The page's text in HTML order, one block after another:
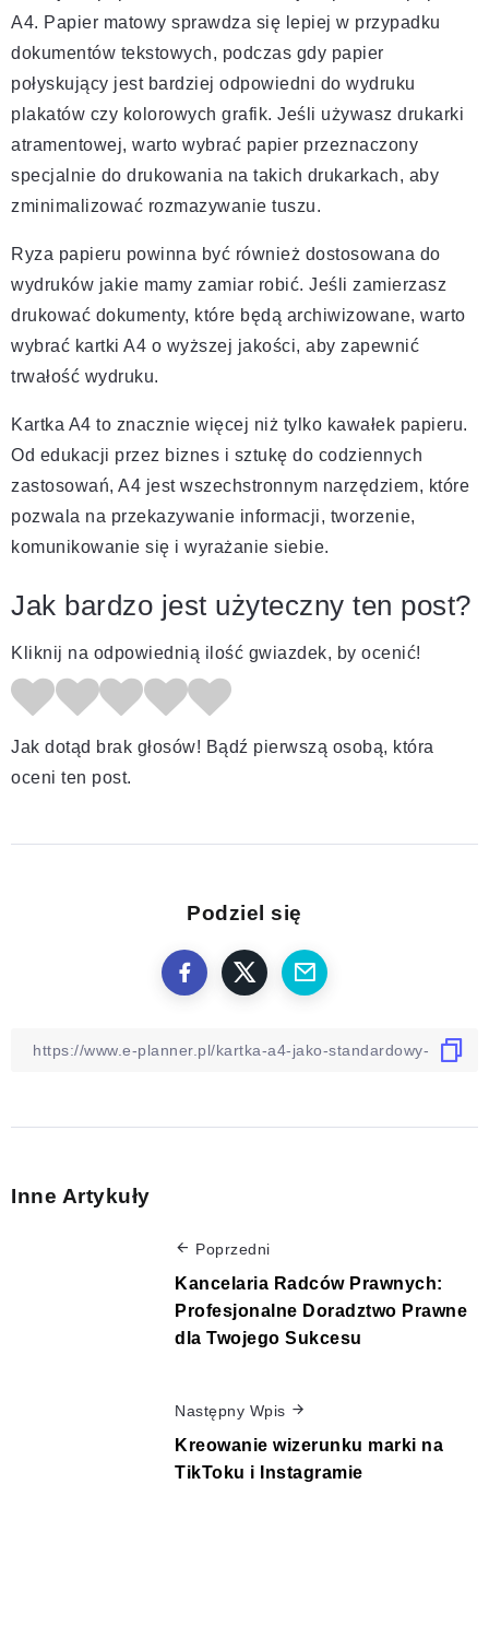
A4. Papier matowy sprawdza się lepiej w przypadku
dokumentów tekstowych, podczas gdy papier
połyskujący jest bardziej odpowiedni do wydruku
plakatów czy kolorowych grafik. Jeśli używasz drukarki
atramentowej, warto wybrać papier przeznaczony
specjalnie do drukowania na takich drukarkach, aby
zminimalizować rozmazywanie tuszu.
Ryza papieru powinna być również dostosowana do
wydruków jakie mamy zamiar robić. Jeśli zamierzasz
drukować dokumenty, które będą archiwizowane, warto
wybrać kartki A4 o wyższej jakości, aby zapewnić
trwałość wydruku.
Kartka A4 to znacznie więcej niż tylko kawałek papieru.
Od edukacji przez biznes i sztukę do codziennych
zastosowań, A4 jest wszechstronnym narzędziem, które
pozwala na przekazywanie informacji, tworzenie,
komunikowanie się i wyrażanie siebie.
Jak bardzo jest użyteczny ten post?
Kliknij na odpowiednią ilość gwiazdek, by ocenić!
Jak dotąd brak głosów! Bądź pierwszą osobą, która
oceni ten post.
Podziel się
Inne Artykuły
Poprzedni
Kancelaria Radców Prawnych:
Profesjonalne Doradztwo Prawne
dla Twojego Sukcesu
Następny Wpis
Kreowanie wizerunku marki na
TikToku i Instagramie